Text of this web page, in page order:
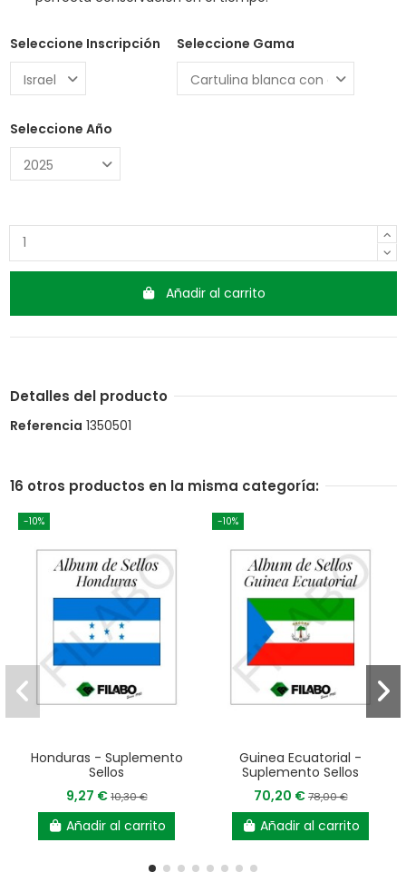
Seleccione Inscripción Seleccione Gama
Seleccione Año
Añadir al carrito
Detalles del producto
Referencia 1350501
16 otros productos en la misma categoría:
-10%
Honduras - Suplemento
Sellos
9,27 €10,30 €
Añadir al carrito
-10%
Guinea Ecuatorial -
Suplemento Sellos
70,20 €78,00 €
Añadir al carrito